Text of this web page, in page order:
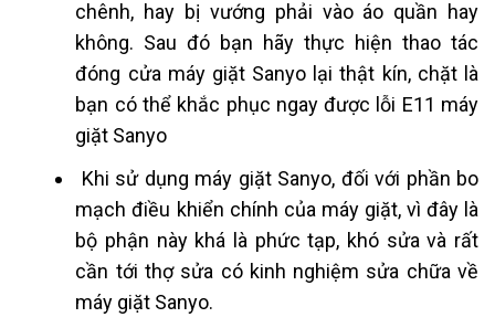
chênh, hay bị vướng phải vào áo quần hay
không. Sau đó bạn hãy thực hiện thao tác
đóng cửa máy giặt Sanyo lại thật kín, chặt là
bạn có thể khắc phục ngay được lỗi E11 máy
giặt Sanyo
Khi sử dụng máy giặt Sanyo, đối với phần bo
mạch điều khiển chính của máy giặt, vì đây là
bộ phận này khá là phức tạp, khó sửa và rất
cần tới thợ sửa có kinh nghiệm sửa chữa về
máy giặt Sanyo.